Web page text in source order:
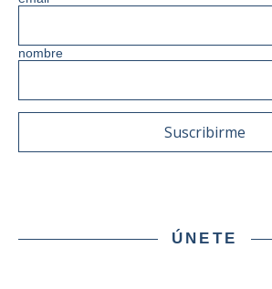
nombre
ÚNETE